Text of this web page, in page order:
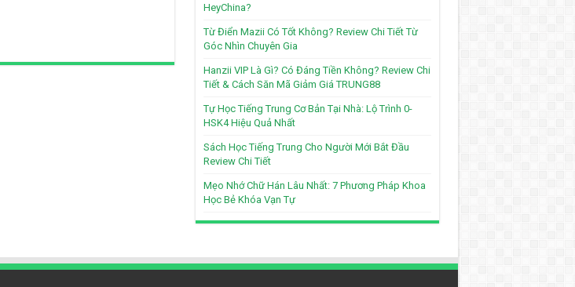
HeyChina?
Từ Điển Mazii Có Tốt Không? Review Chi Tiết Từ
Góc Nhìn Chuyên Gia
Hanzii VIP Là Gì? Có Đáng Tiền Không? Review Chi
Tiết & Cách Săn Mã Giảm Giá TRUNG88
Tự Học Tiếng Trung Cơ Bản Tại Nhà: Lộ Trình 0-
HSK4 Hiệu Quả Nhất
Sách Học Tiếng Trung Cho Người Mới Bắt Đầu
Review Chi Tiết
Mẹo Nhớ Chữ Hán Lâu Nhất: 7 Phương Pháp Khoa
Học Bẻ Khóa Vạn Tự